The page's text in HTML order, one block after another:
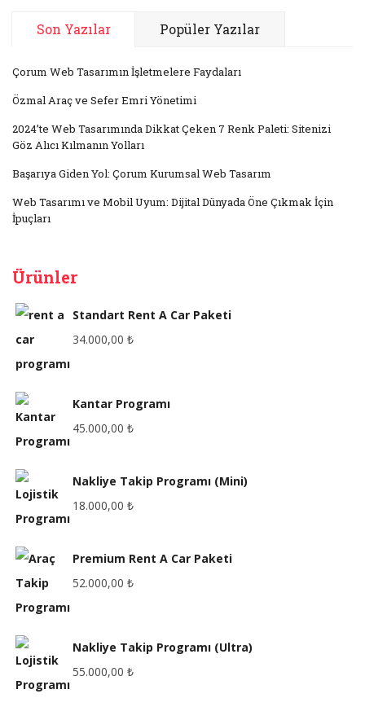
Son Yazılar Popüler Yazılar
Çorum Web Tasarımın İşletmelere Faydaları
Özmal Araç ve Sefer Emri Yönetimi
2024’te Web Tasarımında Dikkat Çeken 7 Renk Paleti: Sitenizi
Göz Alıcı Kılmanın Yolları
Başarıya Giden Yol: Çorum Kurumsal Web Tasarım
Web Tasarımı ve Mobil Uyum: Dijital Dünyada Öne Çıkmak İçin
İpuçları
Ürünler
Standart Rent A Car Paketi
34.000,00 ₺
Kantar Programı
45.000,00 ₺
Nakliye Takip Programı (Mini)
18.000,00 ₺
Premium Rent A Car Paketi
52.000,00 ₺
Nakliye Takip Programı (Ultra)
55.000,00 ₺